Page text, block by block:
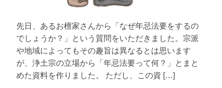
先日、あるお檀家さんから「なぜ年忌法要をするの
でしょうか？」という質問をいただきました。宗派
や地域によってもその趣旨は異なるとは思います
が、浄土宗の立場から「年忌法要って何？」とまと
めた資料を作りました。 ただし、この資 […]